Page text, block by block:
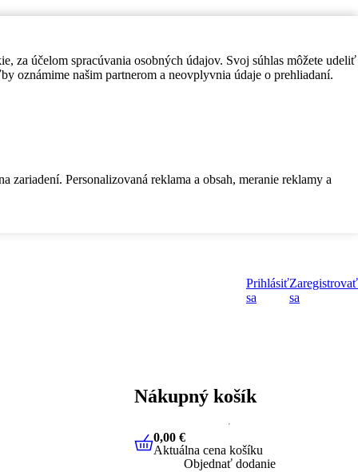
za účelom spracúvania osobných údajov. Svoj súhlas môžete udeliť
oznámime našim partnerom a neovplyvnia údaje o prehliadaní.
Personalizovaná reklama a obsah, meranie reklamy a
Prihlásiť
sa
Zaregistrovať
sa
Nákupný košík
0,00 €Aktuálna cena košíku
0,00 €
Aktuálna cena košíku
Objednať dodanie